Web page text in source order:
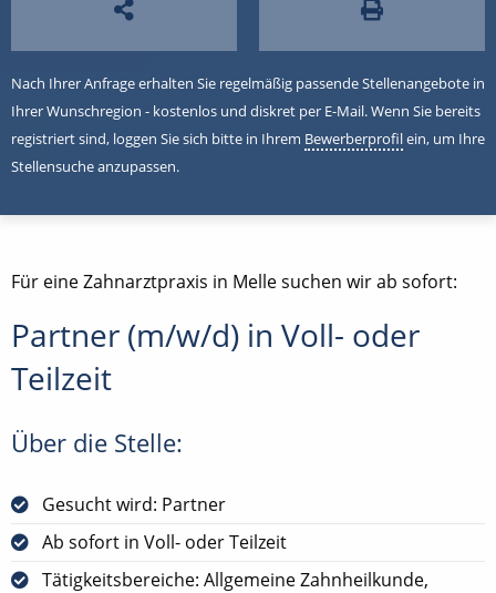
Nach Ihrer Anfrage erhalten Sie regelmäßig passende Stellenangebote in
Ihrer Wunschregion - kostenlos und diskret per E-Mail. Wenn Sie bereits
registriert sind, loggen Sie sich bitte in Ihrem Bewerberprofilein, um Ihre
Stellensuche anzupassen.
Für eine Zahnarztpraxis in Melle suchen wir ab sofort:
Partner (m/w/d) in Voll- oder
Teilzeit
Über die Stelle:
Gesucht wird: Partner
Ab sofort in Voll- oder Teilzeit
Tätigkeitsbereiche: Allgemeine Zahnheilkunde,